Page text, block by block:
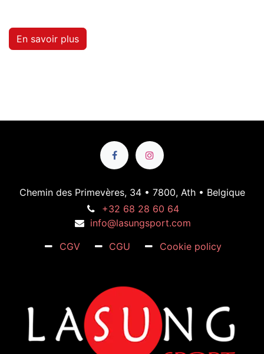
En savoir plus
Chemin des Primevères, 34 • 7800, Ath • Belgique
+32 68 28 60 64
info@lasungsport.com
CGV
CGU Cookie policy